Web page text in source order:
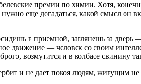
премии по химии. Хотя,
еще догадаться, какой смысл он
в приемной, заглянешь за дверь
движение — человек со своим
возмутится и в колбасе свинину
и не дает покоя людям, живущим не